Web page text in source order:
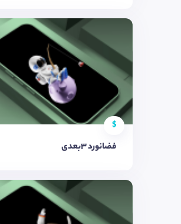
$
فضانورد 3بعدی